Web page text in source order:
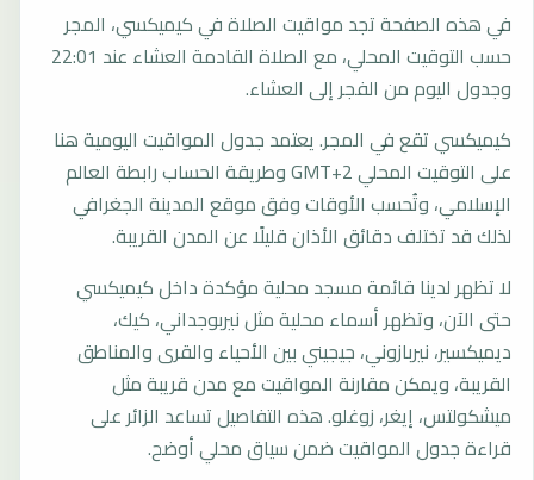
في هذه الصفحة تجد مواقيت الصلاة في كيميكسي، المجر
حسب التوقيت المحلي، مع الصلاة القادمة العشاء عند 22:01
وجدول اليوم من الفجر إلى العشاء.
كيميكسي تقع في المجر. يعتمد جدول المواقيت اليومية هنا
على التوقيت المحلي GMT+2 وطريقة الحساب رابطة العالم
الإسلامي، وتُحسب الأوقات وفق موقع المدينة الجغرافي
لذلك قد تختلف دقائق الأذان قليلًا عن المدن القريبة.
لا تظهر لدينا قائمة مسجد محلية مؤكدة داخل كيميكسي
حتى الآن، وتظهر أسماء محلية مثل نيربوجداني، كيك،
ديميكسير، نيربازوني، جيجيني بين الأحياء والقرى والمناطق
القريبة، ويمكن مقارنة المواقيت مع مدن قريبة مثل
ميشكولتس، إيغر، زوغلو. هذه التفاصيل تساعد الزائر على
قراءة جدول المواقيت ضمن سياق محلي أوضح.